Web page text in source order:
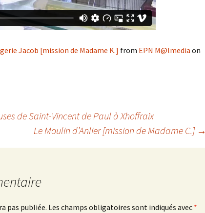
Jacob [mission de Madame K.] from EPN M@lmedia on
de Saint-Vincent de Paul à Xhoffraix
Le Moulin d’Anlier [mission de Madame C.] →
pas publiée. Les champs obligatoires sont indiqués avec *